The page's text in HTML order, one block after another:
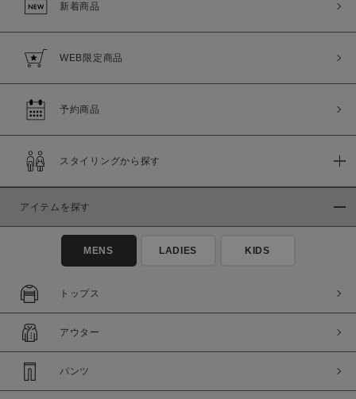
新着商品
WEB限定商品
予約商品
スタイリングから探す
アイテムを探す
MENS LADIES KIDS
トップス
アウター
パンツ